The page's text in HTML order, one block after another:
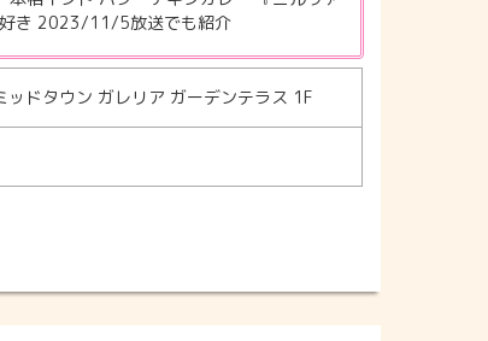
好き 2023/11/5放送でも紹介
ドタウン ガレリア ガーデンテラス 1F